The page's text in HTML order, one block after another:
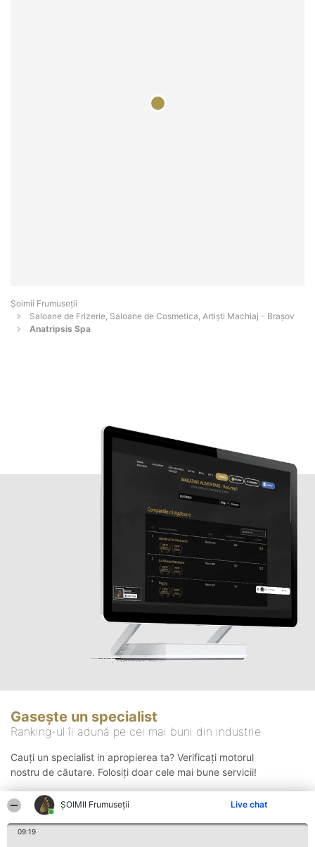
ȘOIMII Frumuseții Live chat
09:19
Șoimii Frumuseții
Saloane de Frizerie, Saloane de Cosmetica, Artiști Machiaj - Braşov
Anatripsis Spa
Gasește un specialist
Ranking-ul îi adună pe cei mai buni din industrie
Cauți un specialist in apropierea ta? Verificați motorul
nostru de căutare. Folosiți doar cele mai bune servicii!